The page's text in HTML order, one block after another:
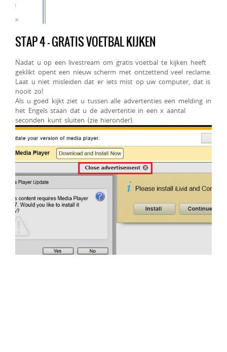
STAP 4 – GRATIS VOETBAL KIJKEN
Nadat u op een livestream om gratis voetbal te kijken heeft
geklikt opent een nieuw scherm met ontzettend veel reclame.
Laat u niet misleiden dat er iets mist op uw computer, dat is
nooit zo!
Als u goed kijkt ziet u tussen alle advertenties een melding in
het Engels staan dat u de advertentie in een x aantal
seconden kunt sluiten (zie hieronder).